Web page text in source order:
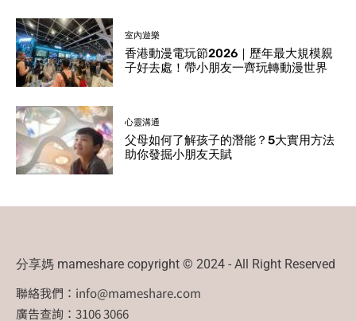
室內遊樂
香港動漫電玩節2026｜歷年最大規模親
子好去處！帶小朋友一齊玩轉動漫世界
心靈溝通
父母如何了解孩子的潛能？5大實用方法
助你發掘小朋友天賦
分享媽 mameshare copyright © 2024 - All Right Reserved
聯絡我們： info@mameshare.com
廣告查詢：3106 3066